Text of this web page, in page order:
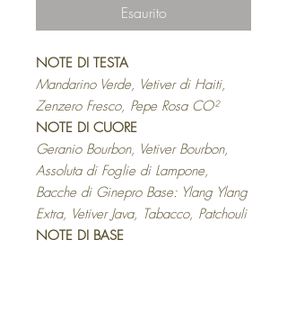
Esaurito
NOTE DI TESTA
Mandarino Verde, Vetiver di Haiti,
Zenzero Fresco, Pepe Rosa CO²
NOTE DI CUORE
Geranio Bourbon, Vetiver Bourbon,
Assoluta di Foglie di Lampone,
Bacche di Ginepro Base: Ylang Ylang
Extra, Vetiver Java, Tabacco, Patchouli
NOTE DI BASE